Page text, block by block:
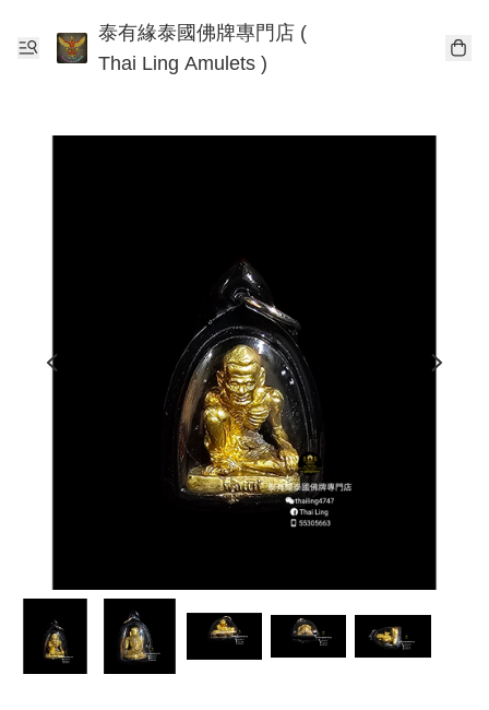
泰有緣泰國佛牌專門店 (
Thai Ling Amulets )